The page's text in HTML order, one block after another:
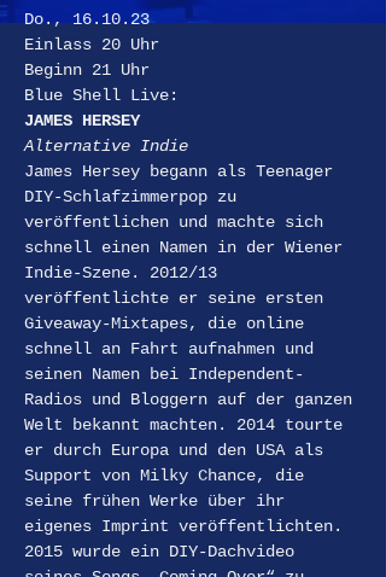
Do., 16.10.23
Einlass 20 Uhr
Beginn 21 Uhr
Blue Shell Live:
JAMES HERSEY
Alternative Indie
James Hersey begann als Teenager
DIY-Schlafzimmerpop zu
veröffentlichen und machte sich
schnell einen Namen in der Wiener
Indie-Szene. 2012/13
veröffentlichte er seine ersten
Giveaway-Mixtapes, die online
schnell an Fahrt aufnahmen und
seinen Namen bei Independent-
Radios und Bloggern auf der ganzen
Welt bekannt machten. 2014 tourte
er durch Europa und den USA als
Support von Milky Chance, die
seine frühen Werke über ihr
eigenes Imprint veröffentlichten.
2015 wurde ein DIY-Dachvideo